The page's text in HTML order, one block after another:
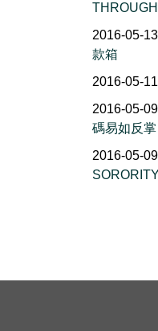
2016-05-13
款箱
2016-05-11
2016-05-09
碼易如反掌
2016-05-09